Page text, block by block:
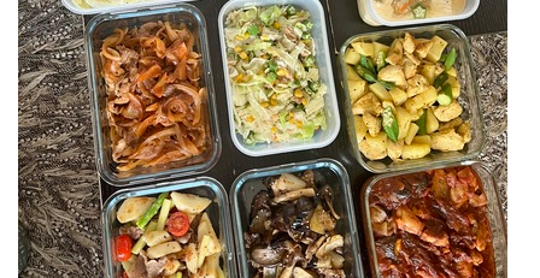
人参しりしり
豚肉とじゃがいも、アスパラのコンソメソテー
豚肉とナス、キャベツのピリ辛味噌炒め